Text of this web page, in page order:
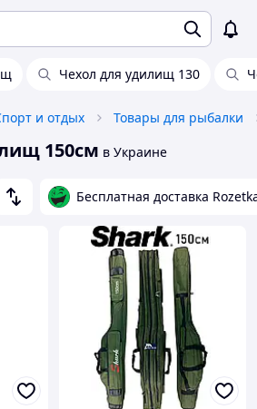
Чехол для удилищ 130
и отдых Товары для рыбалки
150см в Украине
Бесплатная доставка